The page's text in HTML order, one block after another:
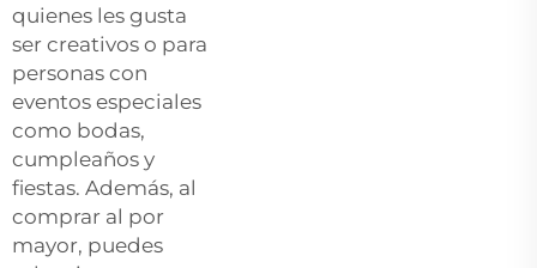
quienes les gusta
ser creativos o para
personas con
eventos especiales
como bodas,
cumpleaños y
fiestas. Además, al
comprar al por
mayor, puedes